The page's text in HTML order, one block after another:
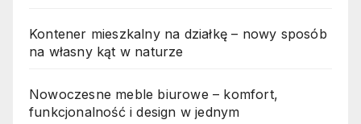
Kontener mieszkalny na działkę – nowy sposób
na własny kąt w naturze
Nowoczesne meble biurowe – komfort,
funkcjonalność i design w jednym